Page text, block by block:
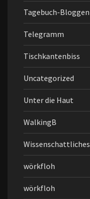
Tagebuch-Bloggen
Telegramm
Tischkantenbiss
Uncategorized
Unter die Haut
WalkingB
Wissenschattliches
wörkfloh
wörkfloh